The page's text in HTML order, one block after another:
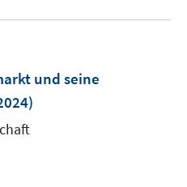
und seine